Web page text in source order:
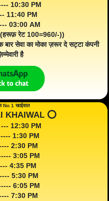
10:30 PM
11:40 PM
03:00 AM
रेट 100=960/-))
सेवा का मोका ज़रूर दे सट्टा कंपनी
है
No 1 खाईवाल
KHAIWAL ⭕️
--- 12:30 PM
---- 1:30 PM
2:30 PM
3:05 PM
4:35 PM
5:30 PM
6:05 PM
7:30 PM